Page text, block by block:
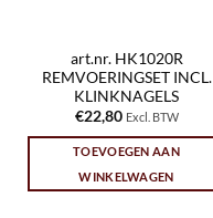
art.nr. HK1020R
REMVOERINGSET INCL.
KLINKNAGELS
€22,80 Excl. BTW
TOEVOEGEN AAN
WINKELWAGEN